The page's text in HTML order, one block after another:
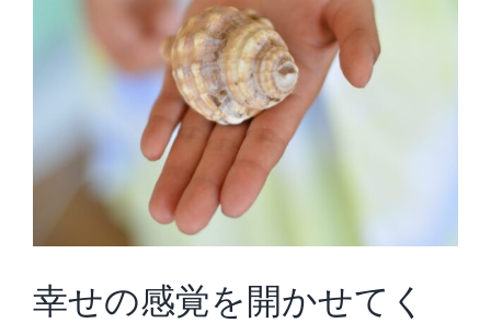
幸せの感覚を開かせてく